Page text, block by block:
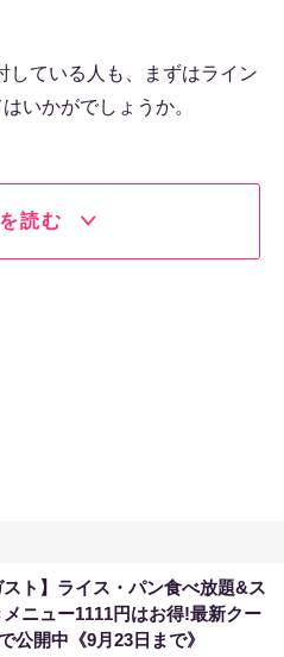
している人も、まずはライン
いかがでしょうか。
読む
スト】ライス・パン食べ放題&ス
ニュー1111円はお得!最新クー
公開中《9月23日まで》